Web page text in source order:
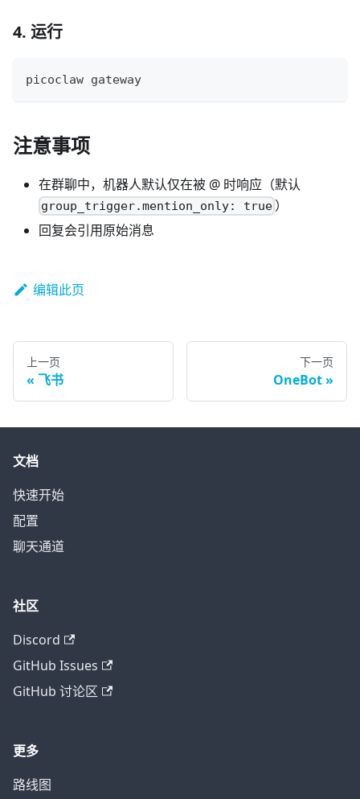
4. 运行
picoclaw gateway
注意事项
在群聊中，机器人默认仅在被 @ 时响应（默认
group_trigger.mention_only: true ）
回复会引用原始消息
编辑此页
上一页
飞书
下一页
OneBot
文档
快速开始
配置
聊天通道
社区
Discord
GitHub Issues
GitHub 讨论区
更多
路线图